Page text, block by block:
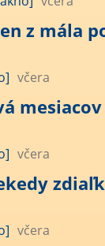
z mála
včera
včera
včera